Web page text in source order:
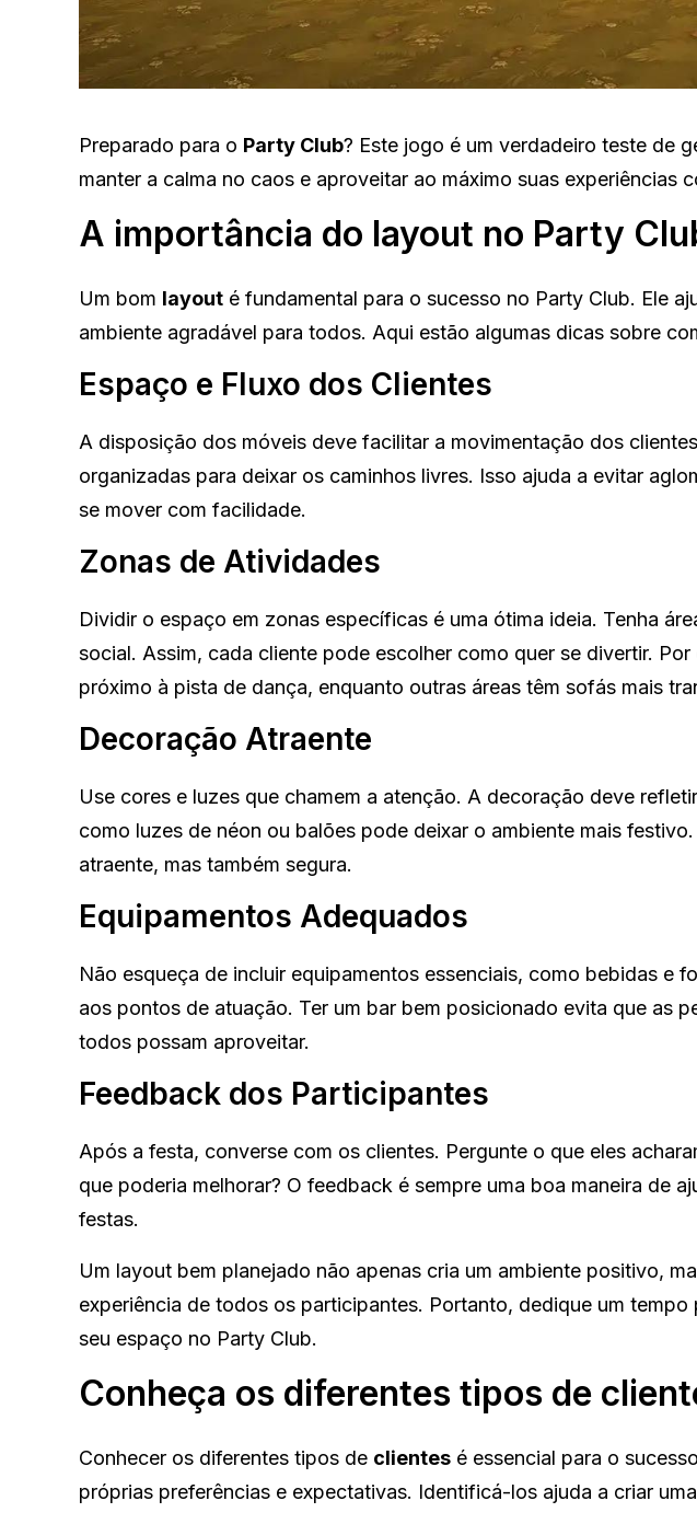
Preparado para o Party Club? Este jogo é um verdadeiro teste de
manter a calma no caos e aproveitar ao máximo suas experiências
A importância do layout no Party
Um bom layout é fundamental para o sucesso no Party Club. Ele
ambiente agradável para todos. Aqui estão algumas dicas sobre
Espaço e Fluxo dos Clientes
A disposição dos móveis deve facilitar a movimentação dos
organizadas para deixar os caminhos livres. Isso ajuda a evitar
se mover com facilidade.
Zonas de Atividades
Dividir o espaço em zonas específicas é uma ótima ideia. Tenha
social. Assim, cada cliente pode escolher como quer se divertir.
próximo à pista de dança, enquanto outras áreas têm sofás mais
Decoração Atraente
Use cores e luzes que chamem a atenção. A decoração deve
como luzes de néon ou balões pode deixar o ambiente mais
atraente, mas também segura.
Equipamentos Adequados
Não esqueça de incluir equipamentos essenciais, como bebidas e
aos pontos de atuação. Ter um bar bem posicionado evita que as
todos possam aproveitar.
Feedback dos Participantes
Após a festa, converse com os clientes. Pergunte o que eles
que poderia melhorar? O feedback é sempre uma boa maneira de
festas.
Um layout bem planejado não apenas cria um ambiente positivo,
experiência de todos os participantes. Portanto, dedique um
seu espaço no Party Club.
Conheça os diferentes tipos de
Conhecer os diferentes tipos de clientes é essencial para o
próprias preferências e expectativas. Identificá-los ajuda a criar